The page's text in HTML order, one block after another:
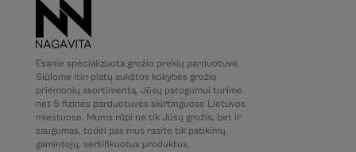
Esame specializuota grožio prekių parduotuvė.
Siūlome itin platų aukštos kokybės grožio
priemonių asortimentą. Jūsų patogumui turime
net 5 fizines parduotuves skirtinguose Lietuvos
miestuose. Mums rūpi ne tik Jūsų grožis, bet ir
saugumas, todėl pas mus rasite tik patikimų
gamintojų, sertifikuotus produktus.